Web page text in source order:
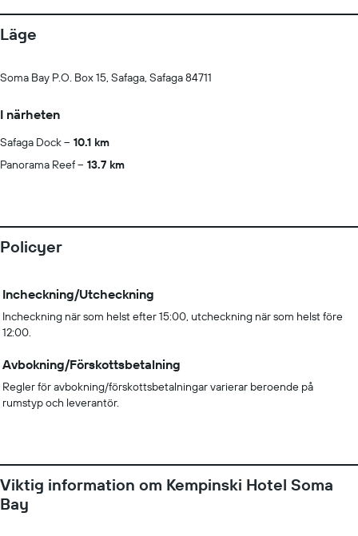
Läge
Soma Bay P.O. Box 15, Safaga, Safaga 84711
I närheten
Safaga Dock
10.1 km
Panorama Reef
13.7 km
Policyer
Incheckning/Utcheckning
Incheckning när som helst efter 15:00, utcheckning när som helst före
12:00.
Avbokning/Förskottsbetalning
Regler för avbokning/förskottsbetalningar varierar beroende på
rumstyp och leverantör.
Viktig information om Kempinski Hotel Soma
Bay